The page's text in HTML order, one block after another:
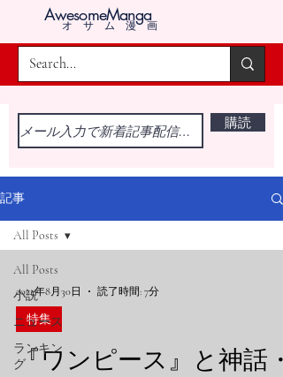
AwesomeManga
オサム漫画
購読
記事
All Posts
小説
ニュース
ランキン
グ
All Posts
2024年8月30日 読了時間: 7分
特集
『ワンピース』と神話・